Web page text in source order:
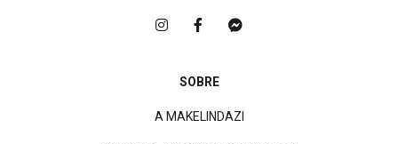
SOBRE
A MAKELINDAZI